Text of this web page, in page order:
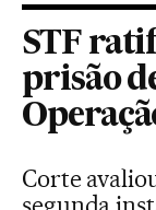
STF
prisão
Corte